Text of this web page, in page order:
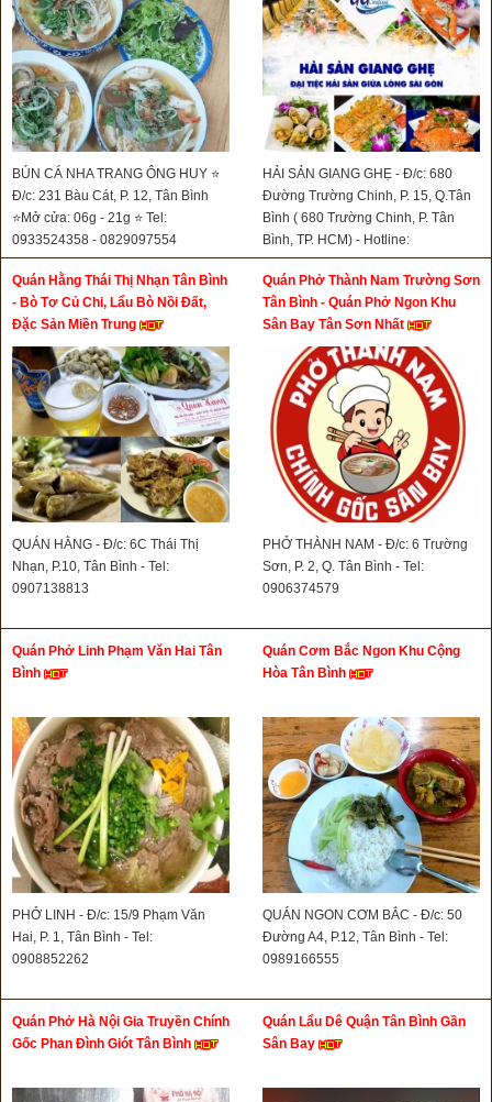
BÚN CÁ NHA TRANG ÔNG HUY ⭐
Đ/c: 231 Bàu Cát, P. 12, Tân Bình
⭐Mở cửa: 06g - 21g ⭐ Tel:
0933524358 - 0829097554
HẢI SẢN GIANG GHẸ - Đ/c: 680
Đường Trường Chinh, P. 15, Q.Tân
Bình ( 680 Trường Chinh, P. Tân
Bình, TP. HCM) - Hotline:
0961727179
Quán Hằng Thái Thị Nhạn Tân Bình
- Bò Tơ Củ Chi, Lẩu Bò Nồi Đất,
Đặc Sản Miền Trung
QUÁN HẰNG - Đ/c: 6C Thái Thị
Nhạn, P.10, Tân Bình - Tel:
0907138813
Quán Phở Thành Nam Trường Sơn
Tân Bình - Quán Phở Ngon Khu
Sân Bay Tân Sơn Nhất
PHỞ THÀNH NAM - Đ/c: 6 Trường
Sơn, P. 2, Q. Tân Bình - Tel:
0906374579
Quán Phở Linh Phạm Văn Hai Tân
Bình
PHỞ LINH - Đ/c: 15/9 Phạm Văn
Hai, P. 1, Tân Bình - Tel:
0908852262
Quán Cơm Bắc Ngon Khu Cộng
Hòa Tân Bình
QUÁN NGON CƠM BẮC - Đ/c: 50
Đường A4, P.12, Tân Bình - Tel:
0989166555
Quán Phở Hà Nội Gia Truyền Chính
Gốc Phan Đình Giót Tân Bình
Quán Lẩu Dê Quận Tân Bình Gần
Sân Bay